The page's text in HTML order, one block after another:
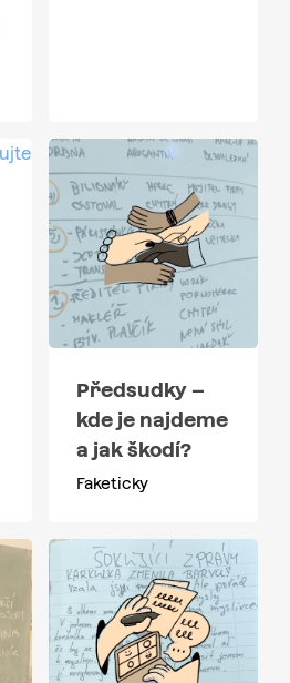
Předsudky –
kde je najdeme
a jak škodí?
Faketicky